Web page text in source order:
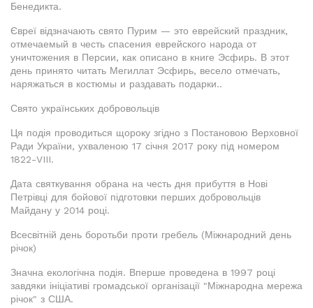
Бенедикта.
Євреї відзначають свято Пурим — это еврейский праздник,
отмечаемый в честь спасения еврейского народа от
уничтожения в Персии, как описано в книге Эсфирь. В этот
день принято читать Мегиллат Эсфирь, весело отмечать,
наряжаться в костюмы и раздавать подарки..
Свято українських добровольців
Ця подія проводиться щороку згідно з Постановою Верховної
Ради України, ухваленою 17 січня 2017 року під номером
1822-VIII.
Дата святкування обрана на честь дня прибуття в Нові
Петрівці для бойової підготовки перших добровольців
Майдану у 2014 році.
Всесвітній день боротьби проти гребель (Міжнародний день
річок)
Значна екологічна подія. Вперше проведена в 1997 році
завдяки ініціативі громадської організації "Міжнародна мережа
річок" з США.